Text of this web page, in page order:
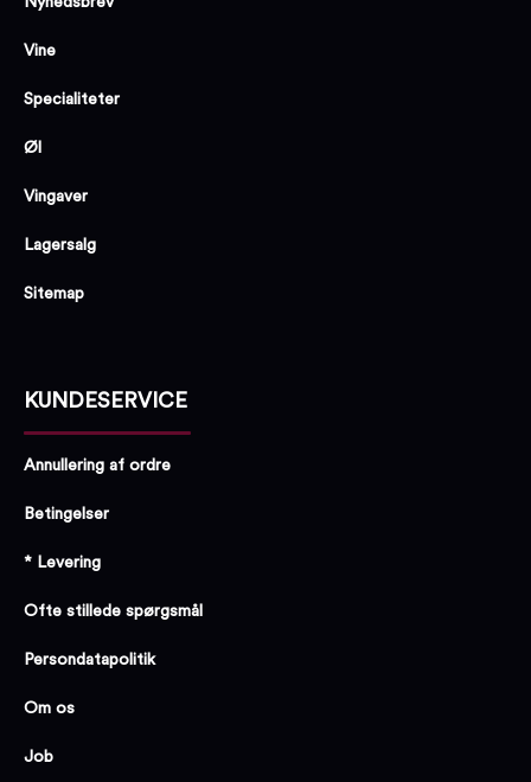
Vine
Specialiteter
Øl
Vingaver
Lagersalg
Sitemap
KUNDESERVICE
Annullering af ordre
Betingelser
* Levering
Ofte stillede spørgsmål
Persondatapolitik
Om os
Job